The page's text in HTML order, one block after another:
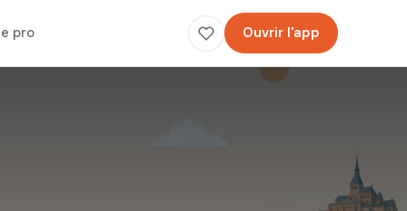
pro Ouvrir l'app